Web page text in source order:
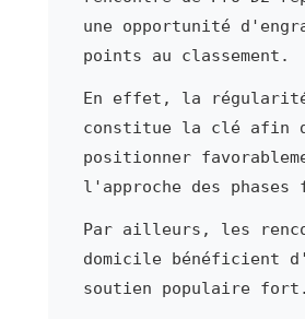
une opportunité
points au classement.
En effet, la
constitue la clé afin
positionner
l'approche des
Par ailleurs, les
domicile bénéficient
soutien populaire fort.